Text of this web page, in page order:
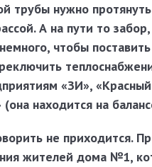
трубы нужно
А на пути то
чтобы
«ЗИ»,
находится на
не приходится.
жителей дома №1,